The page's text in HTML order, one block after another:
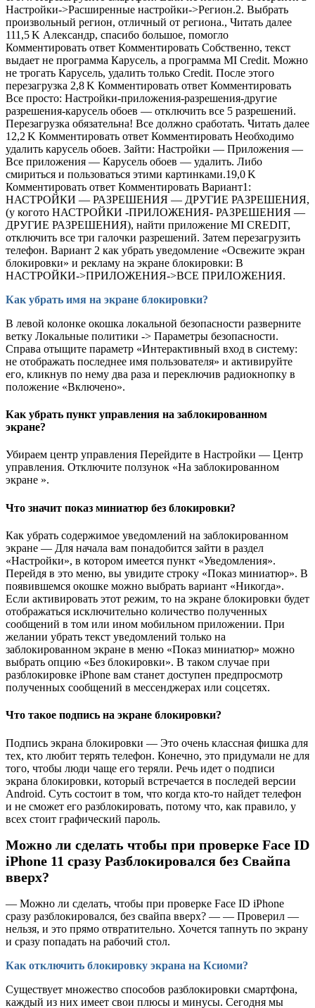
Настройки->Расширенные настройки->Регион.2. Выбрать
произвольный регион, отличный от региона., Читать далее
111,5 K Александр, спасибо большое, помогло
Комментировать ответ Комментировать Собственно, текст
выдает не программа Карусель, а программа MI Credit. Можно
не трогать Карусель, удалить только Credit. После этого
перезагрузка 2,8 K Комментировать ответ Комментировать
Все просто: Настройки-приложения-разрешения-другие
разрешения-карусель обоев — отключить все 5 разрешений.
Перезагрузка обязательна! Все должно сработать. Читать далее
12,2 K Комментировать ответ Комментировать Необходимо
удалить карусель обоев. Зайти: Настройки — Приложения —
Все приложения — Карусель обоев — удалить. Либо
смириться и пользоваться этими картинками.19,0 K
Комментировать ответ Комментировать Вариант1:
НАСТРОЙКИ — РАЗРЕШЕНИЯ — ДРУГИЕ РАЗРЕШЕНИЯ,
(у когото НАСТРОЙКИ -ПРИЛОЖЕНИЯ- РАЗРЕШЕНИЯ —
ДРУГИЕ РАЗРЕШЕНИЯ), найти приложение MI CREDIT,
отключить все три галочки разрешений. Затем перезагрузить
телефон. Вариант 2 как убрать уведомление «Освежите экран
блокировки» и рекламу на экране блокировки: В
НАСТРОЙКИ->ПРИЛОЖЕНИЯ->ВСЕ ПРИЛОЖЕНИЯ.
Как убрать имя на экране блокировки?
В левой колонке окошка локальной безопасности разверните
ветку Локальные политики -> Параметры безопасности.
Справа отыщите параметр «Интерактивный вход в систему:
не отображать последнее имя пользователя» и активируйте
его, кликнув по нему два раза и переключив радиокнопку в
положение «Включено».
Как убрать пункт управления на заблокированном
экране?
Убираем центр управления Перейдите в Настройки — Центр
управления. Отключите ползунок «На заблокированном
экране ».
Что значит показ миниатюр без блокировки?
Как убрать содержимое уведомлений на заблокированном
экране — Для начала вам понадобится зайти в раздел
«Настройки», в котором имеется пункт «Уведомления».
Перейдя в это меню, вы увидите строку «Показ миниатюр». В
появившемся окошке можно выбрать вариант «Никогда».
Если активировать этот режим, то на экране блокировки будет
отображаться исключительно количество полученных
сообщений в том или ином мобильном приложении. При
желании убрать текст уведомлений только на
заблокированном экране в меню «Показ миниатюр» можно
выбрать опцию «Без блокировки». В таком случае при
разблокировке iPhone вам станет доступен предпросмотр
полученных сообщений в мессенджерах или соцсетях.
Что такое подпись на экране блокировки?
Подпись экрана блокировки — Это очень классная фишка для
тех, кто любит терять телефон. Конечно, это придумали не для
того, чтобы люди чаще его теряли. Речь идет о подписи
экрана блокировки, который встречается в последей версии
Android. Суть состоит в том, что когда кто-то найдет телефон
и не сможет его разблокировать, потому что, как правило, у
всех стоит графический пароль.
Можно ли сделать чтобы при проверке Face ID
iPhone 11 сразу Разблокировался без Свайпа
вверх?
— Можно ли сделать, чтобы при проверке Face ID iPhone
сразу разблокировался, без свайпа вверх? — — Проверил —
нельзя, и это прямо отвратительно. Хочется тапнуть по экрану
и сразу попадать на рабочий стол.
Как отключить блокировку экрана на Ксиоми?
Существует множество способов разблокировки смартфона,
каждый из них имеет свои плюсы и минусы. Сегодня мы